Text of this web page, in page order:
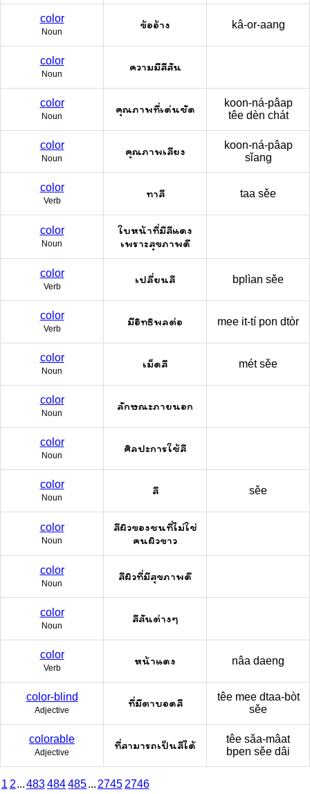
color
Noun
ข้ออ้าง kâ-or-aang
color
Noun
ความมีสีสัน
color
Noun
คุณภาพที่เด่นชัด
koon-ná-pâap
têe dèn chát
color
Noun
คุณภาพเสียง
koon-ná-pâap
sǐang
color
Verb
ทาสี taa sěe
color
Noun
ใบหน้าที่มีสีแดง
เพราะสุขภาพดี
color
Verb
เปลี่ยนสี bplìan sěe
color
Verb
มีอิทธิพลต่อ mee it-tí pon dtòr
color
Noun
เม็ดสี mét sěe
color
Noun
ลักษณะภายนอก
color
Noun
ศิลปะการใช้สี
color
Noun
สี sěe
color
Noun
สีผิวของชนที่ไม่ใช่
คนผิวขาว
color
Noun
สีผิวที่มีสุขภาพดี
color
Noun
สีสันต่างๆ
color
Verb
หน้าแดง nâa daeng
color-blind
Adjective
ที่มีตาบอดสี
têe mee dtaa-bòt
sěe
colorable
Adjective
ที่สามารถเป็นสีได้
têe sǎa-mâat
bpen sěe dâi
1 2...483484485... 2745 2746